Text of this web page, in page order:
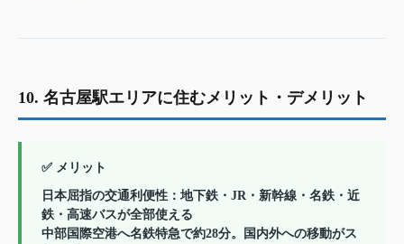
10. 名古屋駅エリアに住むメリット・デメリット
✅ メリット
日本屈指の交通利便性 ：地下鉄・JR・新幹線・名鉄・近
鉄・高速バスが全部使える
中部国際空港へ名鉄特急で約28分。国内外への移動がス